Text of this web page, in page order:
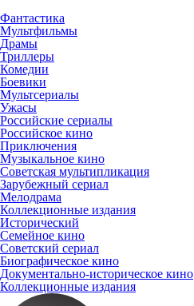
Фантастика
Мультфильмы
Драмы
Триллеры
Комедии
Боевики
Мультсериалы
Ужасы
Российские сериалы
Российское кино
Приключения
Музыкальное кино
Советская мультипликация
Зарубежный сериал
Мелодрама
Коллекционные издания
Исторический
Семейное кино
Советский сериал
Биографическое кино
Документально-историческое кино
Коллекционные издания